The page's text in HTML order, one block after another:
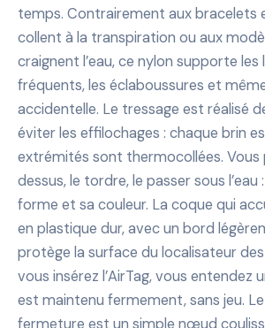
temps. Contrairement aux bracelets
collent à la transpiration ou aux
craignent l’eau, ce nylon supporte les
fréquents, les éclaboussures et
accidentelle. Le tressage est réalisé
éviter les effilochages : chaque brin
extrémités sont thermocollées. Vous
dessus, le tordre, le passer sous l’eau
forme et sa couleur. La coque qui
en plastique dur, avec un bord
protège la surface du localisateur
vous insérez l’AirTag, vous entendez
est maintenu fermement, sans jeu.
fermeture est un simple nœud